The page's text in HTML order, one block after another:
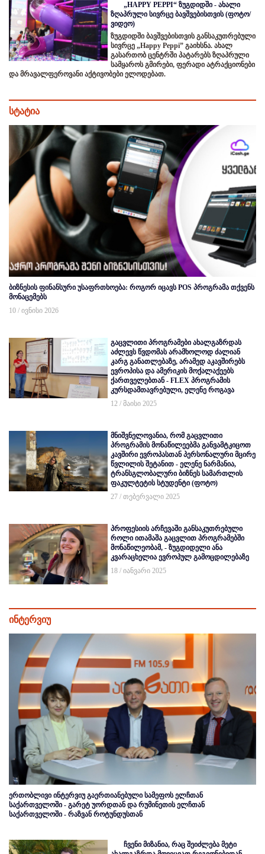
„HAPPY PEPPI“ ზუგდიდში - ახალი
ზღაპრული სივრცე ბავშვებისთვის (ფოტო/
ვიდეო)
ზუგდიდში ბავშვებისთვის განსაკუთრებული
სივრცე „Happy Peppi” გაიხსნა. ახალ
გასართობ ცენტრში პატარებს ზღაპრული
სამყაროს გმირები, ფერადი ატრაქციონები
და მრავალფეროვანი აქტივობები ელოდებათ.
სტატია
ბიზნესის ფინანსური უსაფრთხოება: როგორ იცავს POS პროგრამა თქვენს
მონაცემებს
10 / ივნისი 2026
გაცვლითი პროგრამები ახალგაზრდას
აძლევს წვდომას არამხოლოდ ძალიან
კარგ განათლებაზე, არამედ აკავშირებს
ევროპისა და ამერიკის მოქალაქეებს
ქართველებთან - FLEX პროგრამის
კურსდამთავრებული, ელენე როგავა
12 / მაისი 2025
მნიშვნელოვანია, რომ გაცვლითი
პროგრამის მონაწილეებმა განვამტკიცოთ
კავშირი ევროპასთან პერსონალური მცირე
წვლილის შეტანით - ელენე ნარმანია,
ტრანსგლობალური ბიზნეს სამართლის
ფაკულტეტის სტუდენტი (ფოტო)
27 / თებერვალი 2025
პროფესიის არჩევაში განსაკუთრებული
როლი ითამაშა გაცვლით პროგრამებში
მონაწილეობამ, - ზუგდიდელი ანა
კვარაცხელია ევროპულ გამოცდილებაზე
18 / იანვარი 2025
ინტერვიუ
ერთობლივი ინტერვიუ გაერთიანებული სამეფოს ელჩთან
საქართველოში - გარეტ უორდთან და რუმინეთის ელჩთან
საქართველოში - რაზვან როტუნდუსთან
ჩვენი მიზანია, რაც შეიძლება მეტი